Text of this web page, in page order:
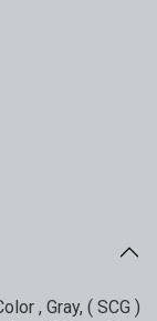
, Gray, ( SCG )